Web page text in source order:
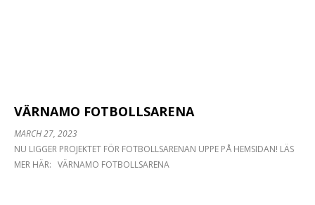
VÄRNAMO FOTBOLLSARENA
MARCH 27, 2023
NU LIGGER PROJEKTET FÖR FOTBOLLSARENAN UPPE PÅ HEMSIDAN! LÄS
MER HÄR: VÄRNAMO FOTBOLLSARENA